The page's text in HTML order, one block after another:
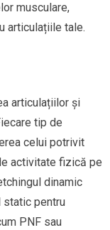
musculare,
articulațiile tale.
articulațiilor și
tip de
celui potrivit
activitate fizică pe
dinamic
static pentru
PNF sau